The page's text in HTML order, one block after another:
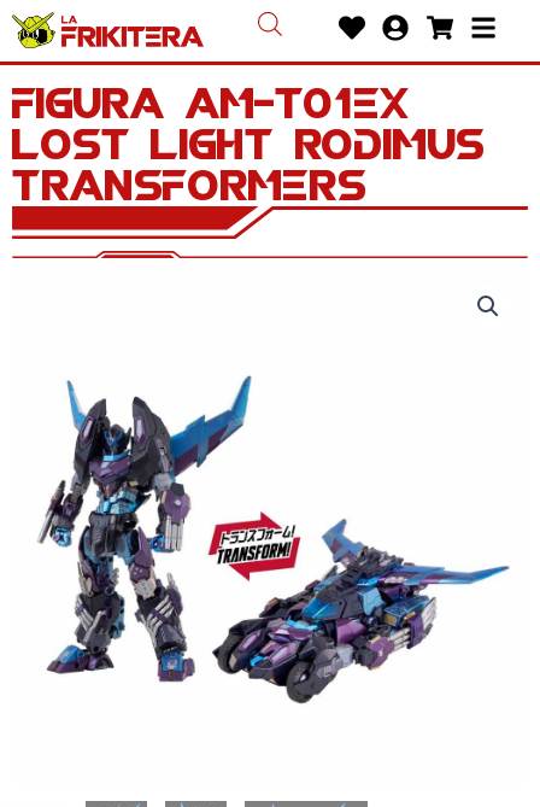
contenido
HeartUser-
circlecart
Bars
Figura AM-T01EX
Lost Light Rodimus
Transformers